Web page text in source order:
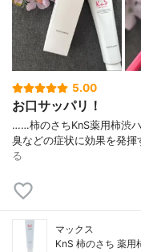
5.00
お口サッパリ！
……⁡⁡柿のさち⁡⁡⁡KnS⁡⁡薬用柿渋
臭などの症状に⁡⁡効果を発
る
マックス
KnS 柿のさち 薬用